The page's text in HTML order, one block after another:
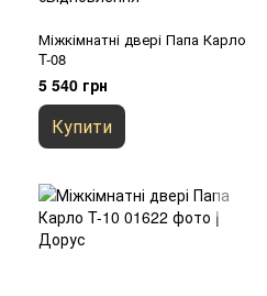
Міжкімнатні двері Папа Карло
T-08
5 540 грн
Купити